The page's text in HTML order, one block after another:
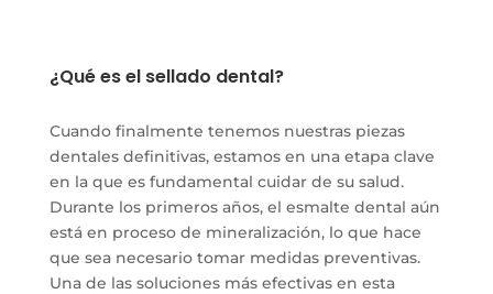
¿Qué es el sellado dental?
Cuando finalmente tenemos nuestras piezas
dentales definitivas, estamos en una etapa clave
en la que es fundamental cuidar de su salud.
Durante los primeros años, el esmalte dental aún
está en proceso de mineralización, lo que hace
que sea necesario tomar medidas preventivas.
Una de las soluciones más efectivas en esta